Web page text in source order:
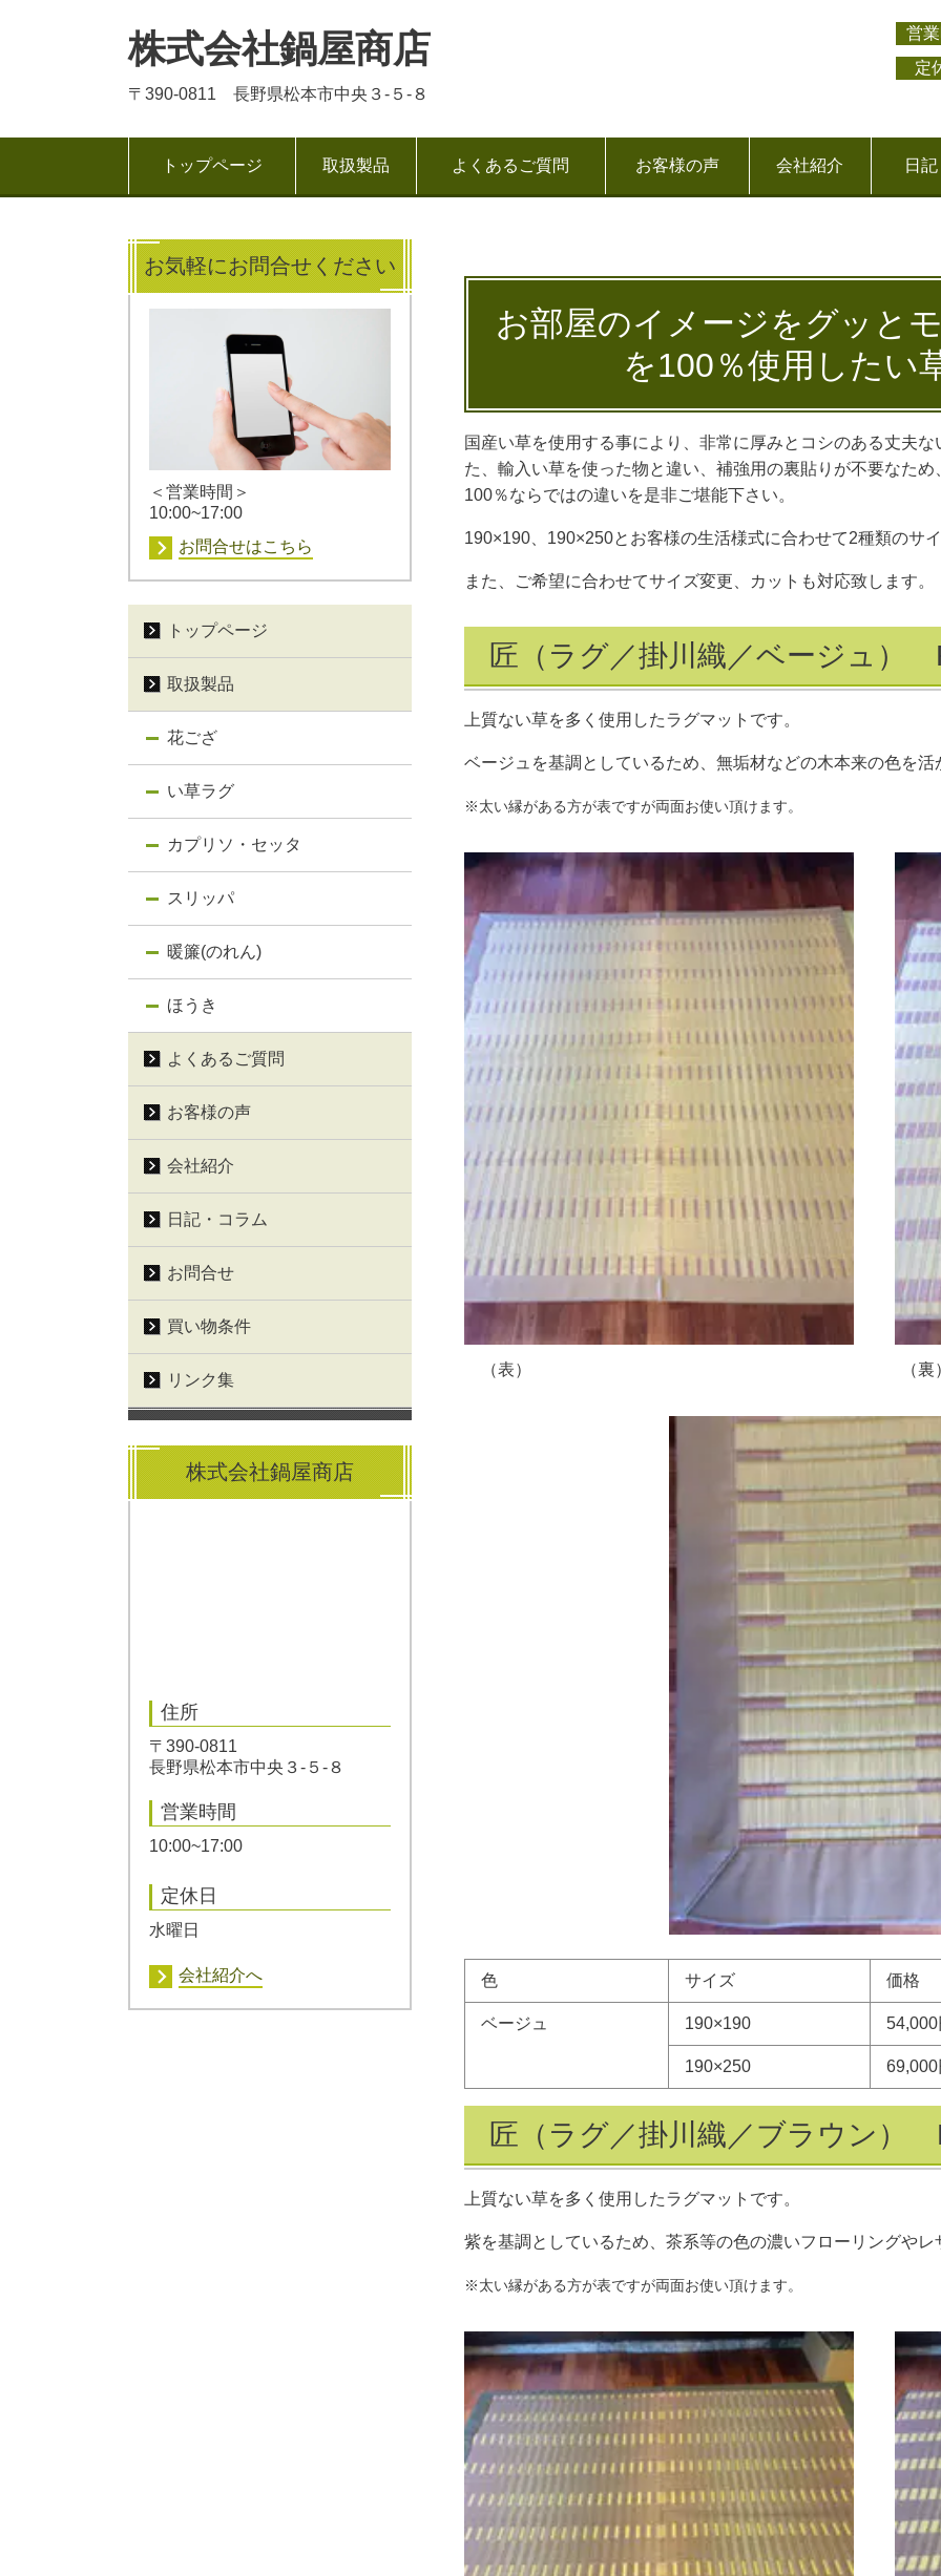
株式会社鍋屋商店
〒390-0811 長野県松本市中央３-５-８
営
定
トップページ 取扱製品 よくあるご質問 お客様の声 会社紹介 日
お部屋のイメージをグッと
を100％使用したい
国産い草を使用する事により、非常に厚みとコシのある丈夫
た、輸入い草を使った物と違い、補強用の裏貼りが不要なた
100％ならではの違いを是非ご堪能下さい。
190×190、190×250とお客様の生活様式に合わせて2種類のサ
また、ご希望に合わせてサイズ変更、カットも対応致します
匠（ラグ／掛川織／ベージュ）
上質ない草を多く使用したラグマットです。
ベージュを基調としているため、無垢材などの木本来の色を
※太い縁がある方が表ですが両面お使い頂けます。
（表） （裏
色 サイズ 価格
ベージュ 190×190 54,000
190×250 69,000
匠（ラグ／掛川織／ブラウン）
上質ない草を多く使用したラグマットです。
紫を基調としているため、茶系等の色の濃いフローリングや
※太い縁がある方が表ですが両面お使い頂けます。
お気軽にお問合せください
＜営業時間＞
10:00~17:00
お問合せはこちら
トップページ
取扱製品
花ござ
い草ラグ
カプリソ・セッタ
スリッパ
暖簾(のれん)
ほうき
よくあるご質問
お客様の声
会社紹介
日記・コラム
お問合せ
買い物条件
リンク集
株式会社鍋屋商店
住所
〒390-0811
長野県松本市中央３-５-８
営業時間
10:00~17:00
定休日
水曜日
会社紹介へ